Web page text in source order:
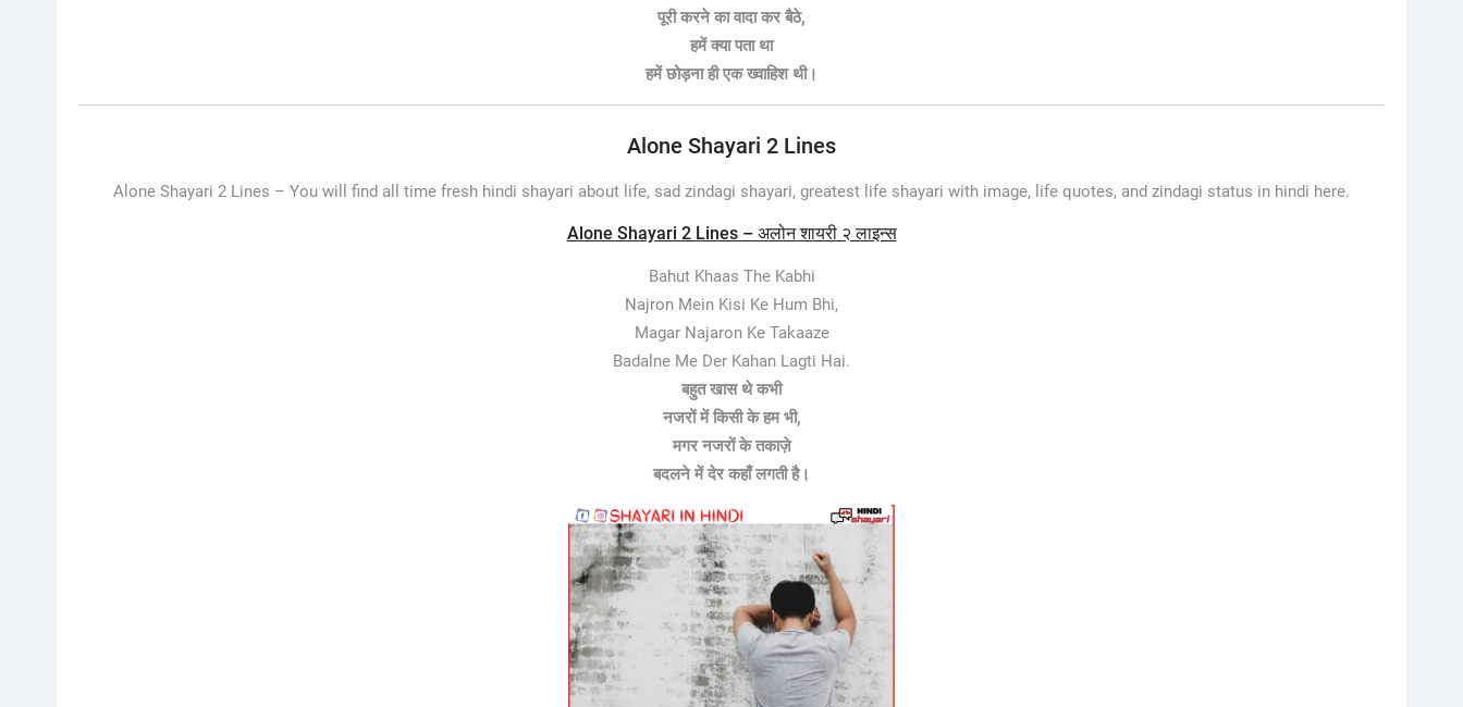
पूरी करने का वादा कर बैठे,
हमें क्या पता था
हमें छोड़ना ही एक ख्वाहिश थी।
Alone Shayari 2 Lines
Alone Shayari 2 Lines – You will find all time fresh hindi shayari about life, sad zindagi shayari, greatest life shayari with image, life quotes, and zindagi status in hindi here.
Alone Shayari 2 Lines – अलोन शायरी २ लाइन्स
Bahut Khaas The Kabhi
Najron Mein Kisi Ke Hum Bhi,
Magar Najaron Ke Takaaze
Badalne Me Der Kahan Lagti Hai.
बहुत खास थे कभी
नजरों में किसी के हम भी,
मगर नजरों के तकाज़े
बदलने में देर कहाँ लगती है।